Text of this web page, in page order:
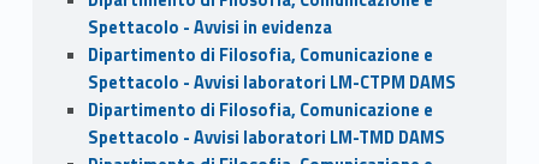
Spettacolo - Avvisi in evidenza
Dipartimento di Filosofia, Comunicazione e
Spettacolo - Avvisi laboratori LM-CTPM DAMS
Dipartimento di Filosofia, Comunicazione e
Spettacolo - Avvisi laboratori LM-TMD DAMS